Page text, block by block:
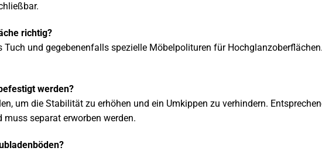
richtig?
Tuch und gegebenenfalls spezielle Möbelpolituren für
werden?
um die Stabilität zu erhöhen und ein Umkippen zu verhindern.
separat erworben werden.